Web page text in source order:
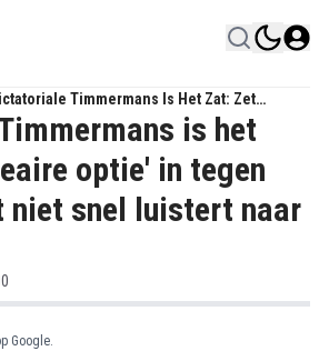
Timmermans Is Het Zat: Zet
Optie' In Tegen Polen Als Het Niet
Luistert Naar Brussel
is het
optie' in tegen
niet snel luistert naar
Google.